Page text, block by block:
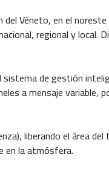
Véneto, en el
regional y local.
sistema de gestión
a mensaje variable,
liberando el área
en la atmósfera.